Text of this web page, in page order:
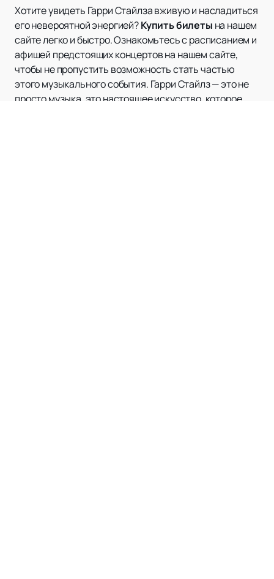
Хотите увидеть Гарри Стайлза вживую и насладиться
его невероятной энергией?Купить билеты на нашем
сайте легко и быстро. Ознакомьтесь с расписанием и
афишей предстоящих концертов на нашем сайте,
чтобы не пропустить возможность стать частью
этого музыкального события. Гарри Стайлз — это не
просто музыка, это настоящее искусство, которое